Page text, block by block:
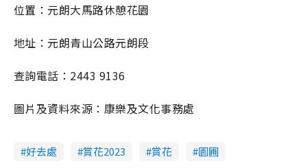
位置：元朗大馬路休憩花園
地址：元朗青山公路元朗段
查詢電話：2443 9136
圖片及資料來源：康樂及文化事務處
好去處 賞花2023 賞花
園圃